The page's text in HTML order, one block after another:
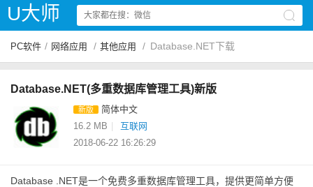
U大师
PC软件 / 网络应用 / 其他应用 / Database.NET下载
Database.NET(多重数据库管理工具)新版
新版
简体中文
16.2 MB
互联网
2018-06-22 16:26:29
Database .NET是一个免费多重数据库管理工具，提供更简单方便